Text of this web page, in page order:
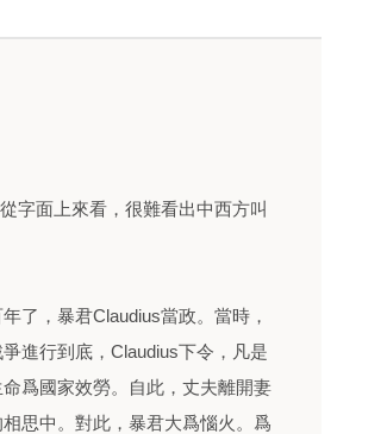
字面上來看，很難看出中西方叫
了，暴君Claudius當政。當時，
進行到底，Claudius下令，凡是
爲國家效勞。自此，丈夫離開妻
思中。對此，暴君大爲惱火。爲